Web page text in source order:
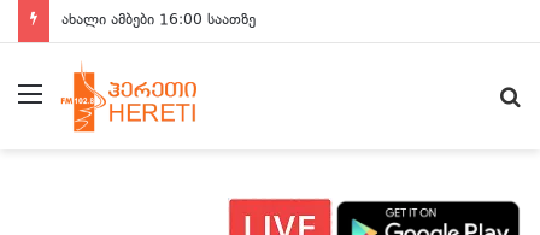
ახალი ამბები 15:00 საათზე
მენიუ